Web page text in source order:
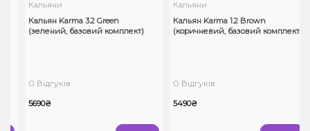
Кальяни
Кальян Karma 3.2 Green
(зелений, базовий комплект)
0 Відгуків
5690₴
Кальяни
Кальян Karma 1.2 Brown
(коричневий, базовий комплект)
0 Відгуків
5490₴